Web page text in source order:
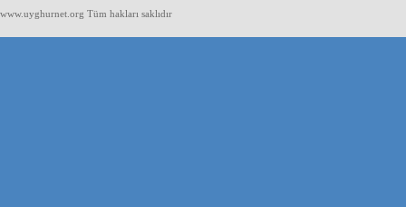
www.uyghurnet.org Tüm hakları saklıdır